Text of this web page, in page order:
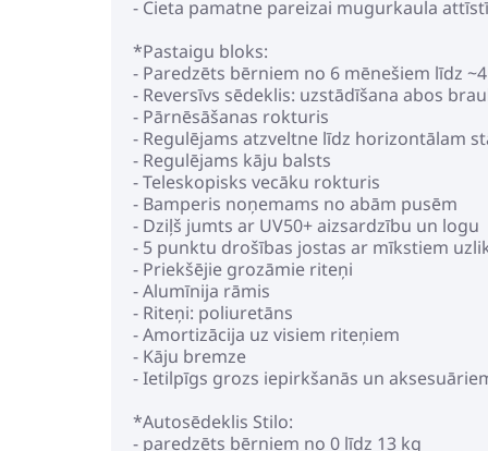
- Cieta pamatne pareizai mugurkaula
*Pastaigu bloks:
- Paredzēts bērniem no 6 mēnešiem līdz
- Reversīvs sēdeklis: uzstādīšana abos
- Pārnēsāšanas rokturis
- Regulējams atzveltne līdz horizontālam
- Regulējams kāju balsts
- Teleskopisks vecāku rokturis
- Bamperis noņemams no abām pusēm
- Dziļš jumts ar UV50+ aizsardzību un logu
- 5 punktu drošības jostas ar mīkstiem
- Priekšējie grozāmie riteņi
- Alumīnija rāmis
- Riteņi: poliuretāns
- Amortizācija uz visiem riteņiem
- Kāju bremze
- Ietilpīgs grozs iepirkšanās un
*Autosēdeklis Stilo:
- paredzēts bērniem no 0 līdz 13 kg